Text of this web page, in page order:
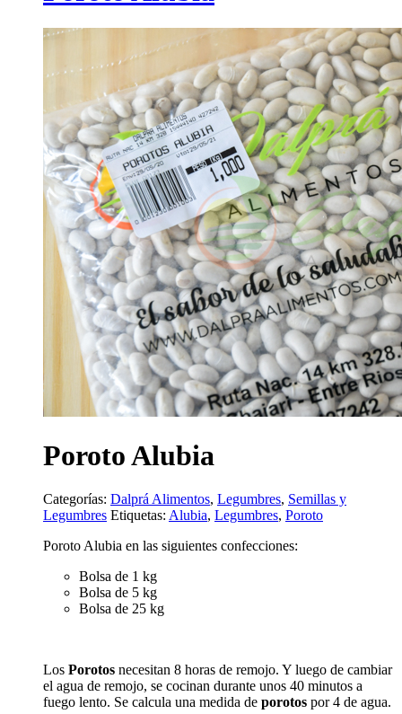
Poroto Alubia
Categorías: Dalprá Alimentos, Legumbres, Semillas y
Legumbres Etiquetas: Alubia, Legumbres, Poroto
Poroto Alubia en las siguientes confecciones:
Bolsa de 1 kg
Bolsa de 5 kg
Bolsa de 25 kg
Los Porotos necesitan 8 horas de remojo. Y luego de cambiar
el agua de remojo, se cocinan durante unos 40 minutos a
fuego lento. Se calcula una medida de porotos por 4 de agua.